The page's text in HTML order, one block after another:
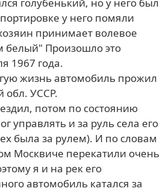
у него помяли
принимает волевое
белый" Произошло это
1967 года.
жизнь автомобиль прожил
обл. УССР.
потом по состоянию
управлять и за руль села его
была за рулем). И по словам
Москвиче перекатили очень
я и на рек его
автомобиль катался за